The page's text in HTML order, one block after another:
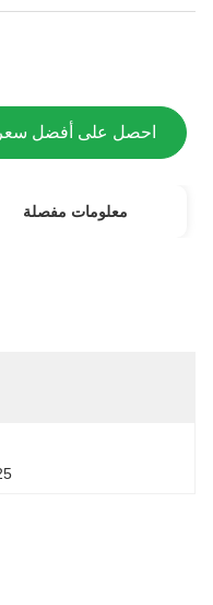
احصل على أفضل سعر
معلومات مفصلة
25 كجم ، 50 كجم ، 200 كجم ، 250 كجم